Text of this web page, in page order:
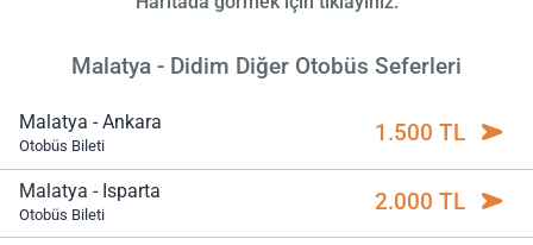
Malatya - Didim Diğer Otobüs Seferleri
Malatya - Ankara
Otobüs Bileti 1.500 TL
Malatya - Isparta
Otobüs Bileti 2.000 TL